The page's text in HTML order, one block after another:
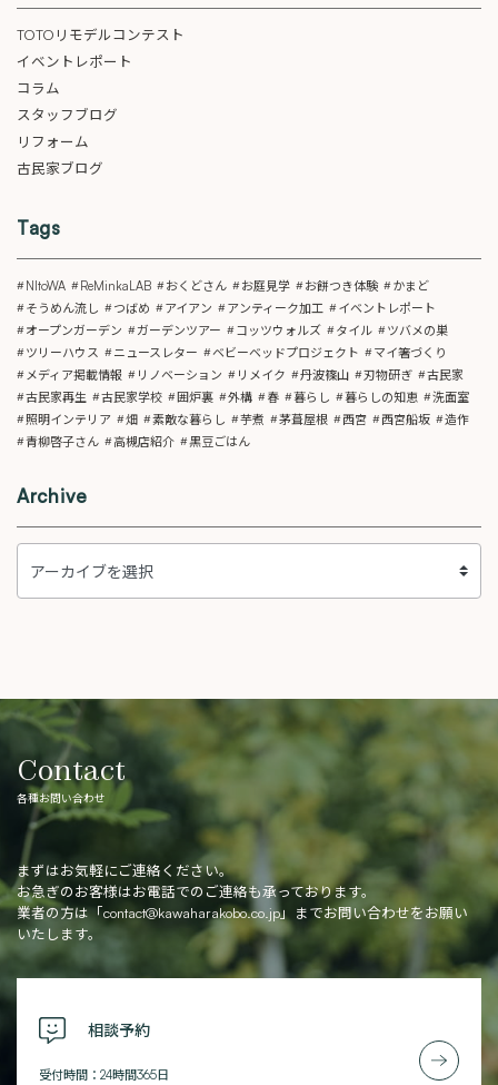
TOTOリモデルコンテスト
イベントレポート
コラム
スタッフブログ
リフォーム
古民家ブログ
Tags
NItoWA ReMinkaLAB おくどさん お庭見学 お餅つき体験
かまど
そうめん流し
つばめ アイアン アンティーク加工
イベントレポート
オープンガーデン
ガーデンツアー コッツウォルズ タイル
ツバメの巣
ツリーハウス
ニュースレター ベビーベッドプロジェクト
マイ箸づくり
メディア掲載情報
リノベーション リメイク 丹波篠山 刃物研ぎ
古民家
古民家再生
古民家学校 囲炉裏 外構 春 暮らし 暮らしの知恵
洗面室
照明インテリア
畑 素敵な暮らし 芋煮 茅葺屋根 西宮 西宮船坂
造作
青柳啓子さん
高槻店紹介 黒豆ごはん
Archive
Contact
各種お問い合わせ
まずはお気軽にご連絡ください。
お急ぎのお客様はお電話でのご連絡も承っております。
業者の方は「contact@kawaharakobo.co.jp」までお問い合わせをお願い
いたします。
相談予約
受付時間：24時間365日